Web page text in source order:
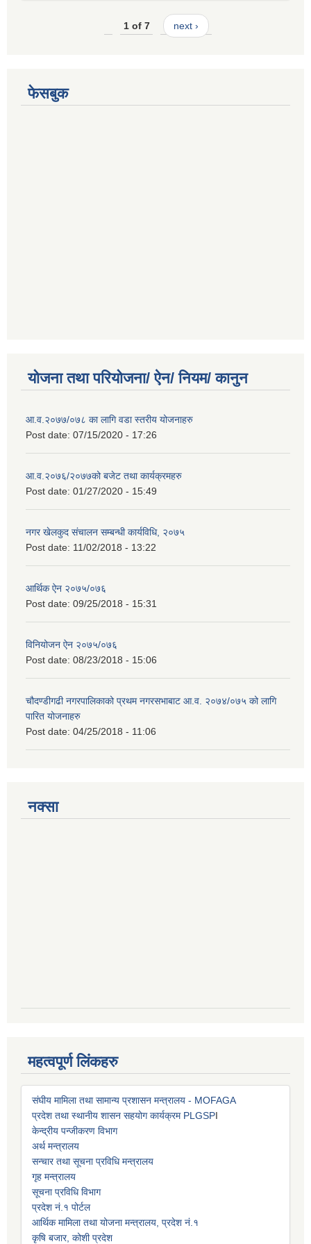
1 of 7 next ›
फेसबुक
योजना तथा परियोजना/ ऐन/ नियम/ कानुन
आ.व.२०७७/०७८ का लागि वडा स्तरीय योजनाहरु
Post date: 07/15/2020 - 17:26
आ.व.२०७६/२०७७को बजेट तथा कार्यक्रमहरु
Post date: 01/27/2020 - 15:49
नगर खेलकुद संचालन सम्बन्धी कार्यविधि, २०७५
Post date: 11/02/2018 - 13:22
आर्थिक ऐन २०७५/०७६
Post date: 09/25/2018 - 15:31
विनियोजन ऐन २०७५/०७६
Post date: 08/23/2018 - 15:06
चौदण्डीगढी नगरपालिकाको प्रथम नगरसभाबाट आ.व. २०७४/०७५ को लागि
पारित योजनाहरु
Post date: 04/25/2018 - 11:06
नक्सा
महत्वपूर्ण लिंकहरु
संघीय मामिला तथा सामान्य प्रशासन मन्त्रालय - MOFAGA
प्रदेश तथा स्थानीय शासन सहयोग कार्यक्रम PLGSPI
केन्द्रीय पन्जीकरण विभाग
अर्थ मन्त्रालय
सन्चार तथा सूचना प्रविधि मन्त्रालय
गृह मन्त्रालय
सूचना प्रविधि विभाग
प्रदेश नं.१ पोर्टल
आर्थिक मामिला तथा योजना मन्त्रालय, प्रदेश नं.१
कृषि बजार, कोशी प्रदेश